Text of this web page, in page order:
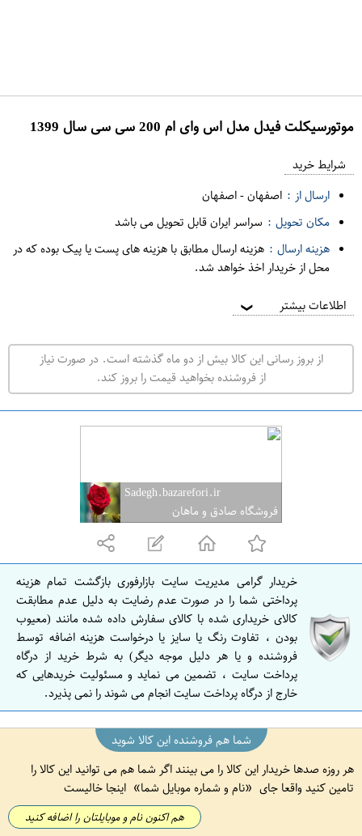
موتورسیکلت فیدل مدل اس وای ام 200 سی سی سال 1399
ر
ت
ر
ا
شرایط خرید
ارسال از : اصفهان-اصفهان
مکان تحویل : سراسر ایران قابل تحویل می باشد
هزینه ارسال : هزینه ارسال مطابق با هزینه های پست یا پیک بوده که در
محل از خریدار اخذ خواهد شد.
اطلاعات بیشتر ❯
از بروز رسانی این کالا بیش از دو ماه گذشته است. در صورت نیاز
از فروشنده بخواهید قیمت را بروز کند.
Sadegh.bazarefori.ir
فروشگاه صادق و ماهان
خریدار گرامی مدیریت سایت بازارفوری بازگشت تمام هزینه
پرداختی شما را در صورت عدم رضایت به دلیل عدم مطابقت
کالای خریداری شده با کالای سفارش داده شده مانند (معیوب
بودن ، تفاوت رنگ یا سایز یا درخواست هزینه اضافه توسط
فروشنده و یا هر دلیل موجه دیگر) به شرط خرید از درگاه
پرداخت سایت ، تضمین می نماید و مسئولیت خریدهایی که
خارج از درگاه پرداخت سایت انجام می شوند را نمی پذیرد.
شما هم فروشنده این کالا شوید
هر روزه صدها خریدار این کالا را می بینند اگر شما هم می توانید این کالا را
تامین کنید واقعا جای
نام و شماره موبایل شما اینجا خالیست
هم اکنون نام و موبایلتان را اضافه کنید